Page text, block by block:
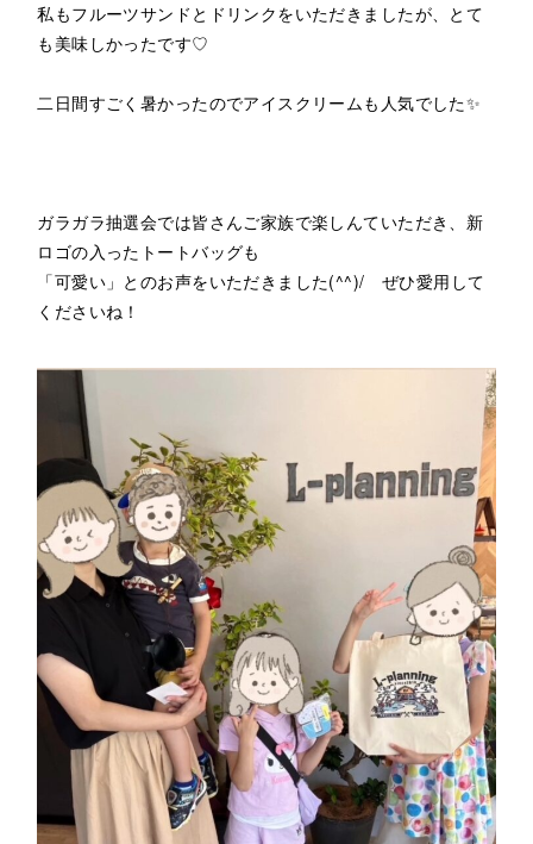
私もフルーツサンドとドリンクをいただきましたが、とて
も美味しかったです♡
二日間すごく暑かったのでアイスクリームも人気でした✨
ガラガラ抽選会では皆さんご家族で楽しんていただき、新
ロゴの入ったトートバッグも
「可愛い」とのお声をいただきました(^^)/ ぜひ愛用して
くださいね！